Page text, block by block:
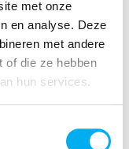
met onze
en analyse. Deze
met andere
of die ze hebben
hun services.
hier een link